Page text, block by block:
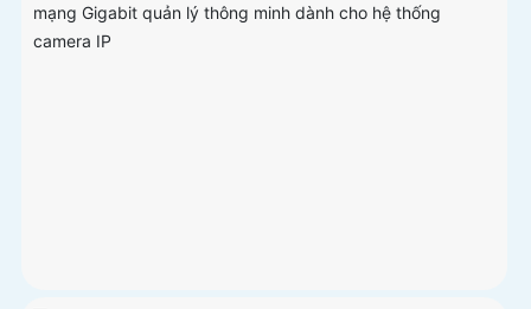
mạng Gigabit quản lý thông minh dành cho hệ thống
camera IP